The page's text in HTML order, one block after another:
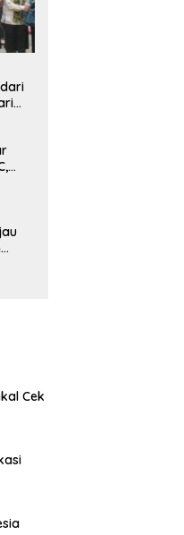
Cek